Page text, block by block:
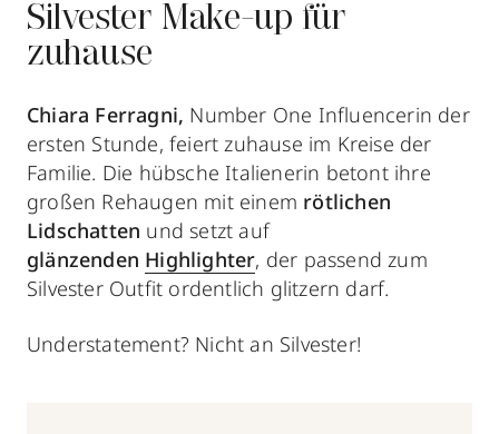
Silvester Make-up für
zuhause
Chiara Ferragni, Number One Influencerin der
ersten Stunde, feiert zuhause im Kreise der
Familie. Die hübsche Italienerin betont ihre
großen Rehaugen mit einem rötlichen
Lidschatten und setzt auf
glänzenden Highlighter, der passend zum
Silvester Outfit ordentlich glitzern darf.
Understatement? Nicht an Silvester!